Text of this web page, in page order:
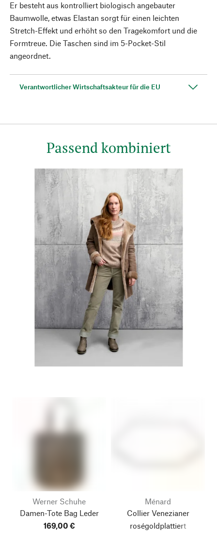
Er besteht aus kontrolliert biologisch angebauter
Baumwolle, etwas Elastan sorgt für einen leichten
Stretch-Effekt und erhöht so den Tragekomfort und die
Formtreue. Die Taschen sind im 5-Pocket-Stil
angeordnet.
Verantwortlicher Wirtschaftsakteur für die EU
Passend kombiniert
Werner Schuhe
Damen-Tote Bag Leder
169,00 €
Ménard
Collier Venezianer
roségoldplattiert